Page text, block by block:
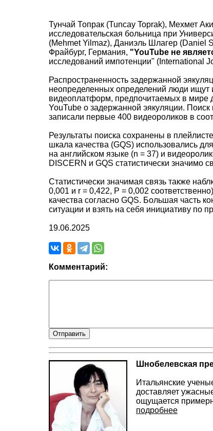
Тунчай Топрак (Tuncay Toprak), Мехмет
исследовательская больница при
(Mehmet Yilmaz), Даниэль Шлагер (Daniel
Фрайбург, Германия, "YouTube не
исследований импотенции" (International
Распространенность задержанной
неопределенных определений люди ищут
видеоплатформ, предпочитаемых в мире
YouTube о задержанной эякуляции.
записали первые 400 видеороликов в
Результаты поиска сохранены в
шкала качества (GQS) использовались
на английском языке (n = 37) и
DISCERN и GQS статистически значимо
Статистически значимая связь также
0,001 и r = 0,422, P = 0,002
качества согласно GQS. Большая часть
ситуации и взять на себя инициативу по
19.06.2025
Комментарий:
Шнобелевская
Итальянские
доставляет
ощущается
подробнее